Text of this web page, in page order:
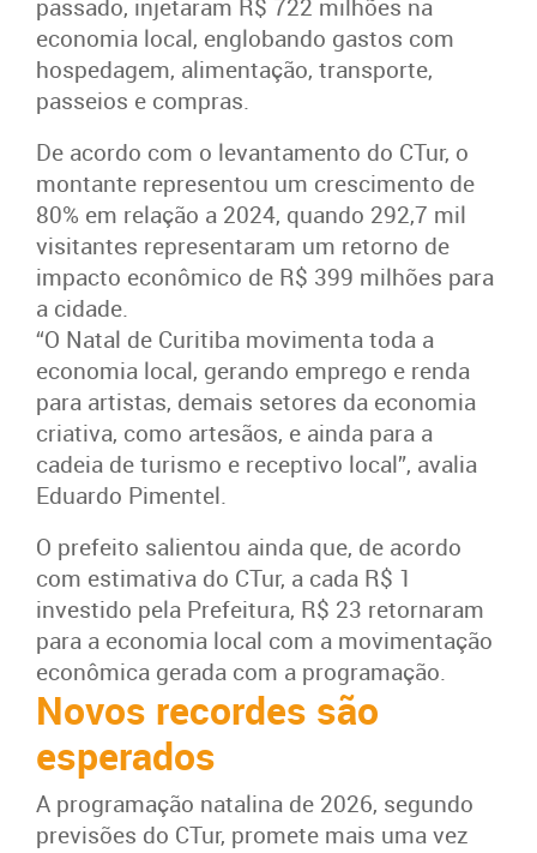
passado, injetaram R$ 722 milhões na
economia local, englobando gastos com
hospedagem, alimentação, transporte,
passeios e compras.
De acordo com o levantamento do CTur, o
montante representou um crescimento de
80% em relação a 2024, quando 292,7 mil
visitantes representaram um retorno de
impacto econômico de R$ 399 milhões para
a cidade.
“O Natal de Curitiba movimenta toda a
economia local, gerando emprego e renda
para artistas, demais setores da economia
criativa, como artesãos, e ainda para a
cadeia de turismo e receptivo local”, avalia
Eduardo Pimentel.
O prefeito salientou ainda que, de acordo
com estimativa do CTur, a cada R$ 1
investido pela Prefeitura, R$ 23 retornaram
para a economia local com a movimentação
econômica gerada com a programação.
Novos recordes são
esperados
A programação natalina de 2026, segundo
previsões do CTur, promete mais uma vez